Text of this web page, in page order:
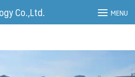
Co.,Ltd. MENU